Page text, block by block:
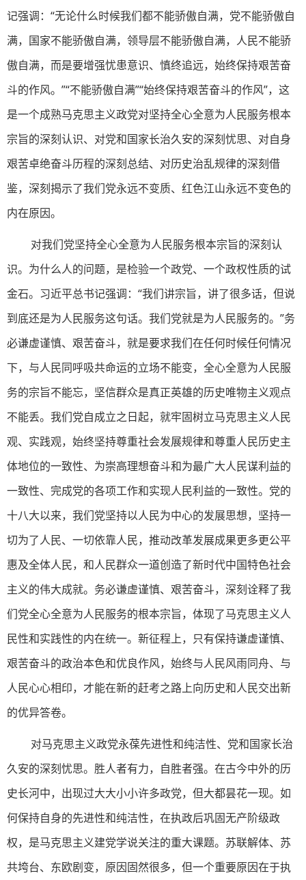
记强调：“无论什么时候我们都不能骄傲自满，党不能骄傲自
满，国家不能骄傲自满，领导层不能骄傲自满，人民不能骄
傲自满，而是要增强忧患意识、慎终追远，始终保持艰苦奋
斗的作风。”“不能骄傲自满”“始终保持艰苦奋斗的作风”，这
是一个成熟马克思主义政党对坚持全心全意为人民服务根本
宗旨的深刻认识、对党和国家长治久安的深刻忧思、对自身
艰苦卓绝奋斗历程的深刻总结、对历史治乱规律的深刻借
鉴，深刻揭示了我们党永远不变质、红色江山永远不变色的
内在原因。
对我们党坚持全心全意为人民服务根本宗旨的深刻认
识。为什么人的问题，是检验一个政党、一个政权性质的试
金石。习近平总书记强调：“我们讲宗旨，讲了很多话，但说
到底还是为人民服务这句话。我们党就是为人民服务的。”务
必谦虚谨慎、艰苦奋斗，就是要求我们在任何时候任何情况
下，与人民同呼吸共命运的立场不能变，全心全意为人民服
务的宗旨不能忘，坚信群众是真正英雄的历史唯物主义观点
不能丢。我们党自成立之日起，就牢固树立马克思主义人民
观、实践观，始终坚持尊重社会发展规律和尊重人民历史主
体地位的一致性、为崇高理想奋斗和为最广大人民谋利益的
一致性、完成党的各项工作和实现人民利益的一致性。党的
十八大以来，我们党坚持以人民为中心的发展思想，坚持一
切为了人民、一切依靠人民，推动改革发展成果更多更公平
惠及全体人民，和人民群众一道创造了新时代中国特色社会
主义的伟大成就。务必谦虚谨慎、艰苦奋斗，深刻诠释了我
们党全心全意为人民服务的根本宗旨，体现了马克思主义人
民性和实践性的内在统一。新征程上，只有保持谦虚谨慎、
艰苦奋斗的政治本色和优良作风，始终与人民风雨同舟、与
人民心心相印，才能在新的赶考之路上向历史和人民交出新
的优异答卷。
对马克思主义政党永葆先进性和纯洁性、党和国家长治
久安的深刻忧思。胜人者有力，自胜者强。在古今中外的历
史长河中，出现过大大小小许多政党，但大都昙花一现。如
何保持自身的先进性和纯洁性，在执政后巩固无产阶级政
权，是马克思主义建党学说关注的重大课题。苏联解体、苏
共垮台、东欧剧变，原因固然很多，但一个重要原因在于执